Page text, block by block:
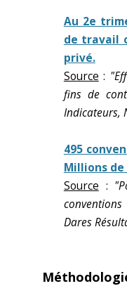
Au 2e
de travail
privé.
Source :
fins de
Indicateurs,
495
Millions
Source :
Dares